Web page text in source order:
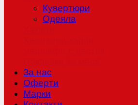
Кувертюри
Одеяла
За нас
Оферти
Mарки